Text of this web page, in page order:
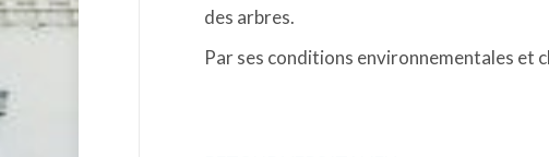
des arbres.
Par ses conditions environnementales et